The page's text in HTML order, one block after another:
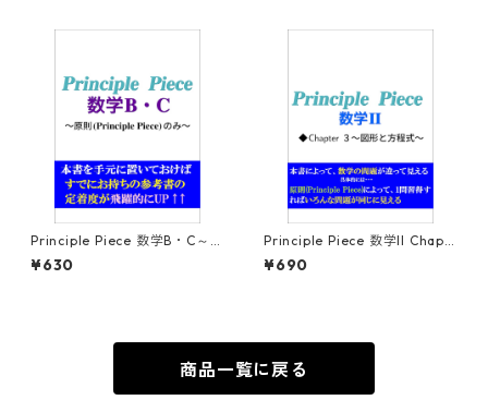
Principle Piece 数学B・C～原
則(Principle Piece)のみ～
¥630
Principle Piece 数学II Chapt
er3～図形と方程式～
¥690
商品一覧に戻る